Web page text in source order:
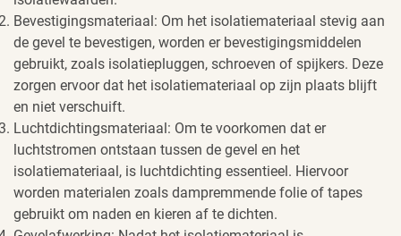
Bevestigingsmateriaal: Om het isolatiemateriaal stevig aan
de gevel te bevestigen, worden er bevestigingsmiddelen
gebruikt, zoals isolatiepluggen, schroeven of spijkers. Deze
zorgen ervoor dat het isolatiemateriaal op zijn plaats blijft
en niet verschuift.
Luchtdichtingsmateriaal: Om te voorkomen dat er
luchtstromen ontstaan tussen de gevel en het
isolatiemateriaal, is luchtdichting essentieel. Hiervoor
worden materialen zoals dampremmende folie of tapes
gebruikt om naden en kieren af te dichten.